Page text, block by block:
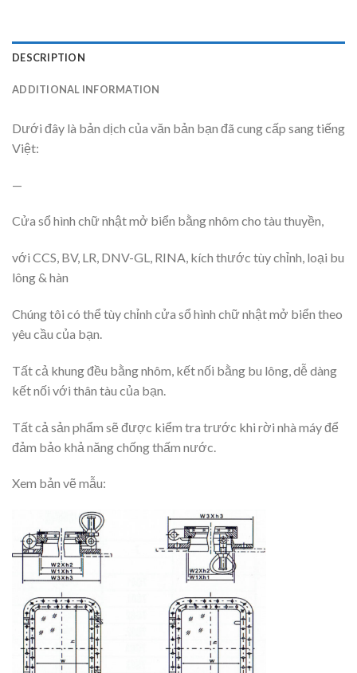
DESCRIPTION
ADDITIONAL INFORMATION
Dưới đây là bản dịch của văn bản bạn đã cung cấp sang tiếng
Việt:
—
Cửa sổ hình chữ nhật mở biển bằng nhôm cho tàu thuyền,
với CCS, BV, LR, DNV-GL, RINA, kích thước tùy chỉnh, loại bu
lông & hàn
Chúng tôi có thể tùy chỉnh cửa sổ hình chữ nhật mở biển theo
yêu cầu của bạn.
Tất cả khung đều bằng nhôm, kết nối bằng bu lông, dễ dàng
kết nối với thân tàu của bạn.
Tất cả sản phẩm sẽ được kiểm tra trước khi rời nhà máy để
đảm bảo khả năng chống thấm nước.
Xem bản vẽ mẫu: